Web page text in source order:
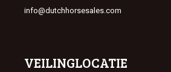
info@dutchhorsesales.com
VEILINGLOCATIE